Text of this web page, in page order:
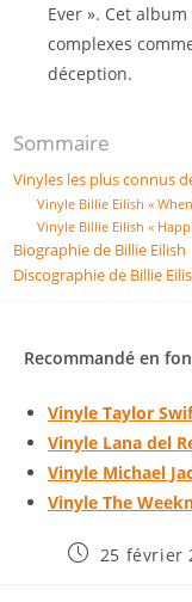
Ever ». Cet
complexes
déception.
Sommaire
Vinyles les plus connus
Vinyle Billie Eilish «
Vinyle Billie Eilish «
Biographie de Billie Eilish
Discographie de Billie
Recommandé en
Vinyle Taylor
Vinyle Lana del
Vinyle Michael
Vinyle The
Publication
25 février